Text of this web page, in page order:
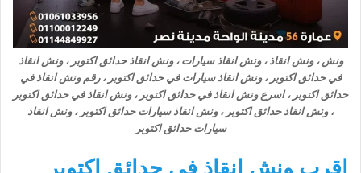
ونش ، ونش انقاذ ، ونش انقاذ سيارات ، ونش انقاذ حدائق اكتوبر ، ونش انقاذ
في حدائق اكتوبر ، ونش انقاذ سيارات في حدائق اكتوبر ، رقم ونش انقاذ في
حدائق اكتوبر ، اسرع ونش انقاذ في حدائق اكتوبر ، ونش انقاذ في حدائق اكتوبر
، ونش انقاذ حدائق اكتوبر ، ونش انقاذ سيارات حدائق اكتوبر ، ونش انقاذ
سيارات حدائق اكتوبر